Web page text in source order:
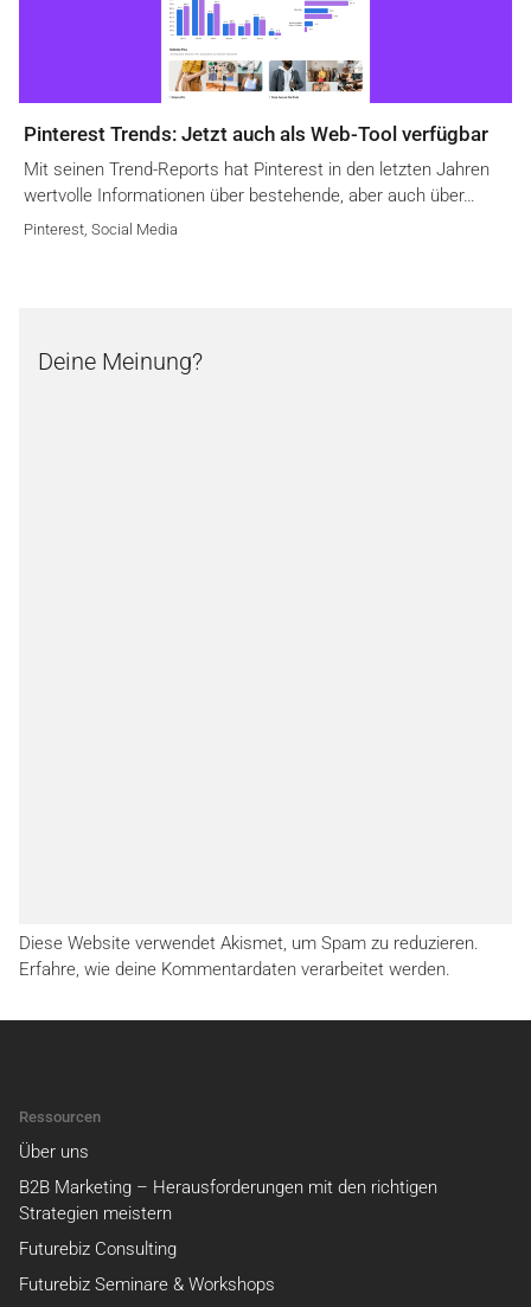
Pinterest Trends: Jetzt auch als Web-Tool verfügbar
Mit seinen Trend-Reports hat Pinterest in den letzten Jahren
wertvolle Informationen über bestehende, aber auch über…
Pinterest Social Media
Deine Meinung?
Diese Website verwendet Akismet, um Spam zu reduzieren.
Erfahre, wie deine Kommentardaten verarbeitet werden.
Ressourcen
Über uns
B2B Marketing – Herausforderungen mit den richtigen
Strategien meistern
Futurebiz Consulting
Futurebiz Seminare & Workshops